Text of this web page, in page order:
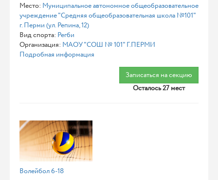
Место: Муниципальное автономное общеобразовательное
учреждение "Средняя общеобразовательная школа №101"
г. Перми (ул. Репина, 12)
Вид спорта: Регби
Организация: МАОУ "СОШ № 101" Г.ПЕРМИ
Подробная информация
Записаться на секцию
Осталось 27 мест
Волейбол 6-18